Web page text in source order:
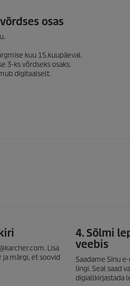
osas
kuu 15.kuupäeval.
3-ks võrdseks osaks.
digitaalselt.
Lisa
märgi, et soovid
4. Sõlmi
veebis
Saadame Sinu
lingi. Seal saad
digiallkirjastada